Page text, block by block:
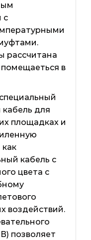
с
рассчитана
в
для
площадках и
кабель с
цвета с
воздействий.
позволяет